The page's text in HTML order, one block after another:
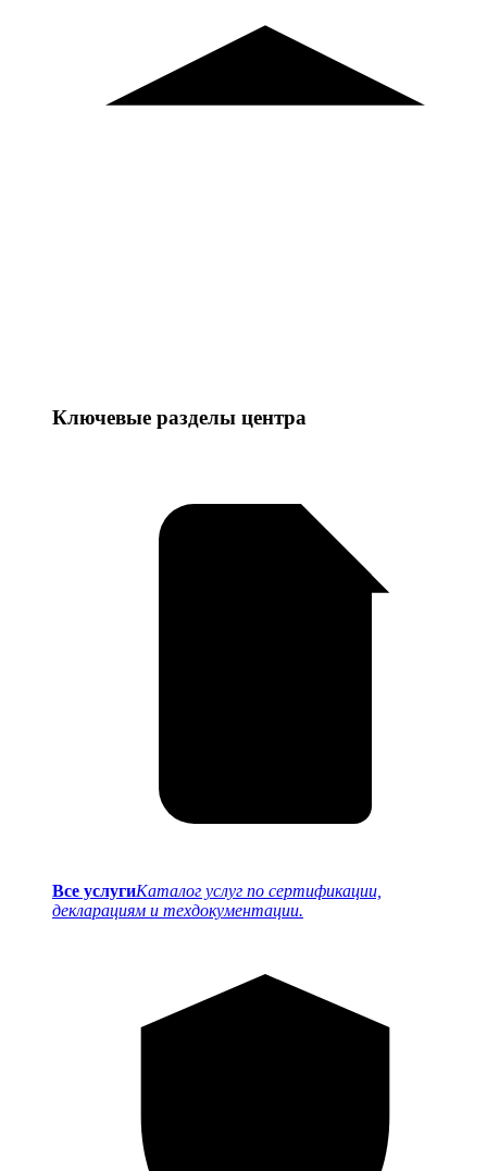
Ключевые разделы центра
Все услугиКаталог услуг по сертификации,
декларациям и техдокументации.